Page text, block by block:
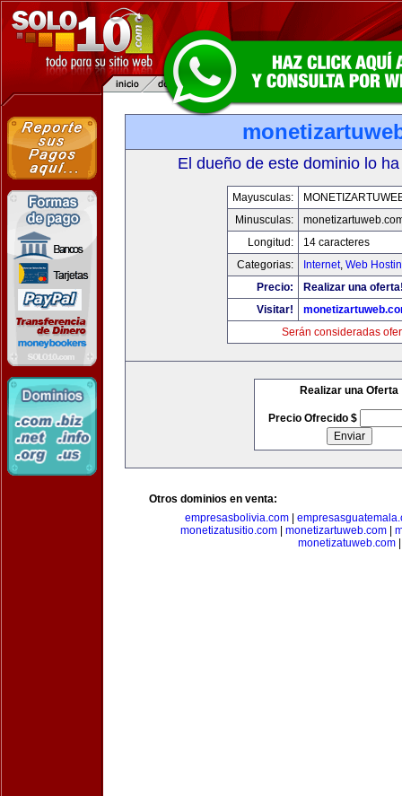
El dueño de este dominio lo
Mayusculas:
Minusculas:
Longitud:
14 caracteres
Categorias:
Internet, Web
Precio:
Realizar una
Visitar!
Serán consideradas
Realizar una Oferta
Precio Ofrecido $
Otros dominios en venta:
empresasbolivia.com
monetizatusitio.com
monetizartuweb.com
monetizatuweb.com|